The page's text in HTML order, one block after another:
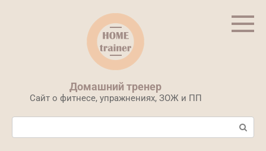
Домашний тренер
Сайт о фитнесе, упражнениях, ЗОЖ и ПП
Поиск: